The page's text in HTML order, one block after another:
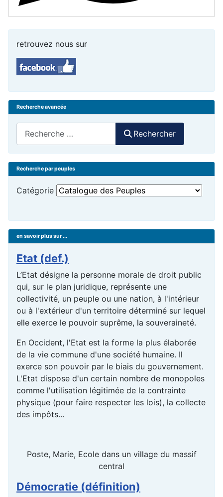
retrouvez nous sur
Recherche avancée
Rechercher
Recherche par peuples
Catégorie
en savoir plus sur ...
Etat (def.)
L’Etat désigne la personne morale de droit public
qui, sur le plan juridique, représente une
collectivité, un peuple ou une nation, à l'intérieur
ou à l'extérieur d'un territoire déterminé sur lequel
elle exerce le pouvoir suprême, la souveraineté.
En Occident, l'Etat est la forme la plus élaborée
de la vie commune d'une société humaine. Il
exerce son pouvoir par le biais du gouvernement.
L'Etat dispose d'un certain nombre de monopoles
comme l'utilisation légitimée de la contrainte
physique (pour faire respecter les lois), la collecte
des impôts...
Poste, Marie, Ecole dans un village du massif
central
Démocratie (définition)